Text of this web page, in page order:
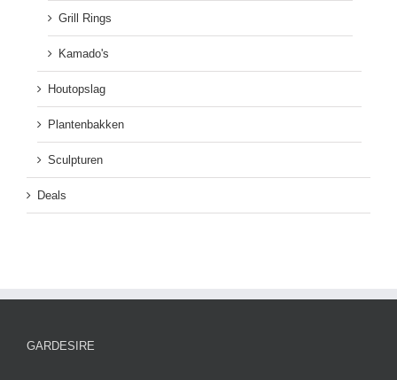
Grill Rings
Kamado's
Houtopslag
Plantenbakken
Sculpturen
Deals
GARDESIRE